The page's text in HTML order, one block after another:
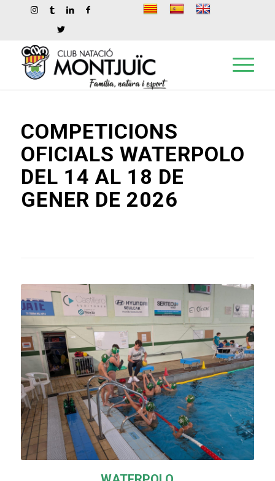
COMPETICIONS
OFICIALS WATERPOLO
DEL 14 AL 18 DE
GENER DE 2026